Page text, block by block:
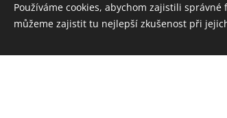
Používáme cookies, abychom zajistili
můžeme zajistit tu nejlepší zkušenost při